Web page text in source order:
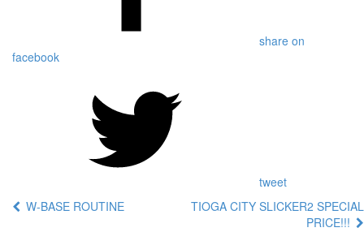
share on
facebook
tweet
W-BASE ROUTINE
TIOGA CITY SLICKER2 SPECIAL
PRICE!!!